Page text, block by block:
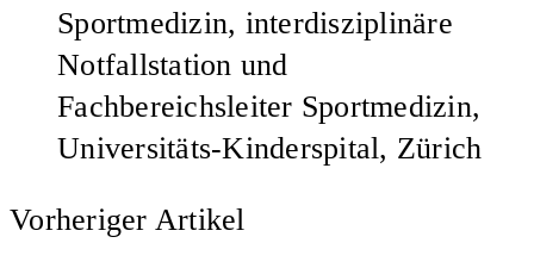
Sportmedizin, interdisziplinäre
Notfallstation und
Fachbereichsleiter Sportmedizin,
Universitäts-Kinderspital, Zürich
Vorheriger Artikel